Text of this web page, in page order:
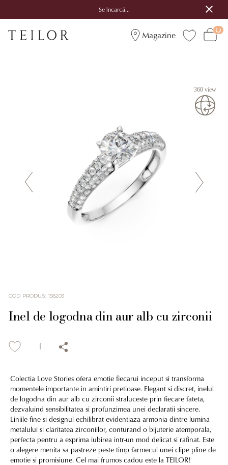
Se încarcă...
Magazine
360 view
COD PRODUS: 158203
Inel de logodna din aur alb cu zirconii
Colectia Love Stories ofera emotie fiecarui inceput si transforma
momentele importante in amintiri pretioase. Elegant si discret, inelul
de logodna din aur alb cu zirconii straluceste prin fiecare fateta,
dezvaluind sensibilitatea si profunzimea unei declaratii sincere.
Liniile fine si designul echilibrat evidentiaza armonia dintre lumina
metalului si claritatea zirconiilor, conturand o bijuterie atemporala,
perfecta pentru a exprima iubirea intr-un mod delicat si rafinat. Este
o alegere menita sa pastreze peste timp farmecul unei clipe pline de
emotie si promisiune. Cel mai frumos cadou este la TEILOR!